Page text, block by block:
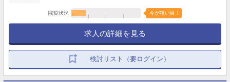
閲覧状況 今が狙い目！
求人の詳細を見る
検討リスト（要ログイン）